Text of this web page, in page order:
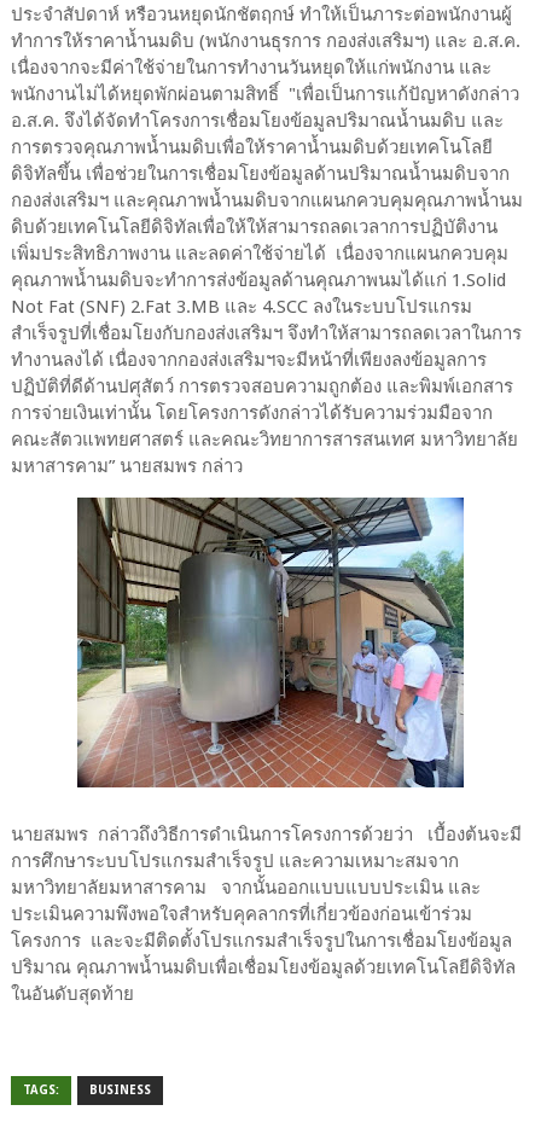
ประจำสัปดาห์ หรือวนหยุดนักชัตฤกษ์ ทำให้เป็นภาระต่อพนักงานผู้
ทำการให้ราคาน้ำนมดิบ (พนักงานธุรการ กองส่งเสริมฯ) และ อ.ส.ค.
เนื่องจากจะมีค่าใช้จ่ายในการทำงานวันหยุดให้แก่พนักงาน และ
พนักงานไม่ได้หยุดพักผ่อนตามสิทธิ์ "เพื่อเป็นการแก้ปัญหาดังกล่าว
อ.ส.ค. จึงได้จัดทำโครงการเชื่อมโยงข้อมูลปริมาณน้ำนมดิบ และ
การตรวจคุณภาพน้ำนมดิบเพื่อให้ราคาน้ำนมดิบด้วยเทคโนโลยี
ดิจิทัลขึ้น เพื่อช่วยในการเชื่อมโยงข้อมูลด้านปริมาณน้ำนมดิบจาก
กองส่งเสริมฯ และคุณภาพน้ำนมดิบจากแผนกควบคุมคุณภาพน้ำนม
ดิบด้วยเทคโนโลยีดิจิทัลเพื่อให้ให้สามารถลดเวลาการปฏิบัติงาน
เพิ่มประสิทธิภาพงาน และลดค่าใช้จ่ายได้ เนื่องจากแผนกควบคุม
คุณภาพน้ำนมดิบจะทำการส่งข้อมูลด้านคุณภาพนมได้แก่ 1.Solid
Not Fat (SNF) 2.Fat 3.MB และ 4.SCC ลงในระบบโปรแกรม
สำเร็จรูปที่เชื่อมโยงกับกองส่งเสริมฯ จึงทำให้สามารถลดเวลาในการ
ทำงานลงได้ เนื่องจากกองส่งเสริมฯจะมีหน้าที่เพียงลงข้อมูลการ
ปฏิบัติที่ดีด้านปศุสัตว์ การตรวจสอบความถูกต้อง และพิมพ์เอกสาร
การจ่ายเงินเท่านั้น โดยโครงการดังกล่าวได้รับความร่วมมือจาก
คณะสัตวแพทยศาสตร์ และคณะวิทยาการสารสนเทศ มหาวิทยาลัย
มหาสารคาม” นายสมพร กล่าว
นายสมพร กล่าวถึงวิธีการดำเนินการโครงการด้วยว่า เบื้องต้นจะมี
การศึกษาระบบโปรแกรมสำเร็จรูป และความเหมาะสมจาก
มหาวิทยาลัยมหาสารคาม จากนั้นออกแบบแบบประเมิน และ
ประเมินความพึงพอใจสำหรับคุคลากรที่เกี่ยวข้องก่อนเข้าร่วม
โครงการ และจะมีติดตั้งโปรแกรมสำเร็จรูปในการเชื่อมโยงข้อมูล
ปริมาณ คุณภาพน้ำนมดิบเพื่อเชื่อมโยงข้อมูลด้วยเทคโนโลยีดิจิทัล
ในอันดับสุดท้าย
TAGS: BUSINESS